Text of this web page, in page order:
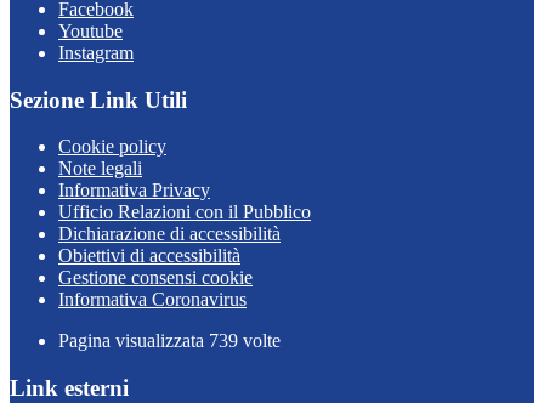
Facebook
Youtube
Instagram
Sezione Link Utili
Cookie policy
Note legali
Informativa Privacy
Ufficio Relazioni con il Pubblico
Dichiarazione di accessibilità
Obiettivi di accessibilità
Gestione consensi cookie
Informativa Coronavirus
Pagina visualizzata 739 volte
Link esterni